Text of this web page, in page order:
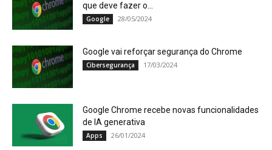
que deve fazer o...
Google 28/05/2024
Google vai reforçar segurança do Chrome
Cibersegurança 17/03/2024
Google Chrome recebe novas funcionalidades
de IA generativa
Apps 26/01/2024